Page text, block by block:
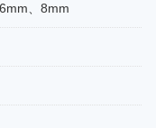
、8mm